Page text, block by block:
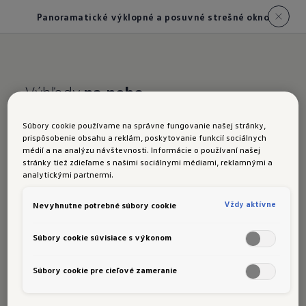
Panoramatické výklopné a posuvné strešné okno
Výhľadyna nebo
Taigo:Panoramatické
výklopné a posuvné
strešné okno
Voliteľné elektrické panoramatické výklopné a
posuvné strešné okno priťahuje pozornosť vďaka
Súbory cookie používame na správne fungovanie našej stránky,
prispôsobenie obsahu a reklám, poskytovanie funkcií sociálnych
médií a na analýzu návštevnosti. Informácie o používaní našej
stránky tiež zdieľame s našimi sociálnymi médiami, reklamnými a
analytickými partnermi.
Nevyhnutne potrebné súbory cookie Vždy aktívne
Súbory cookie súvisiace s výkonom
Súbory cookie pre cieľové zameranie